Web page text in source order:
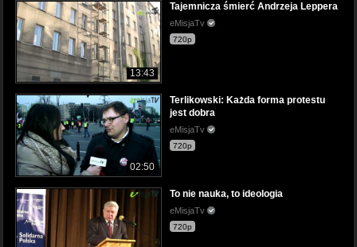
13:43
Tajemnicza śmierć Andrzeja Leppera
eMisjaTv
720p
02:50
Terlikowski: Każda forma protestu
jest dobra
eMisjaTv
720p
To nie nauka, to ideologia
eMisjaTv
720p